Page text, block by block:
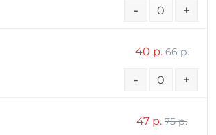
- +
40 р. 66 р.
- +
47 р. 75 р.